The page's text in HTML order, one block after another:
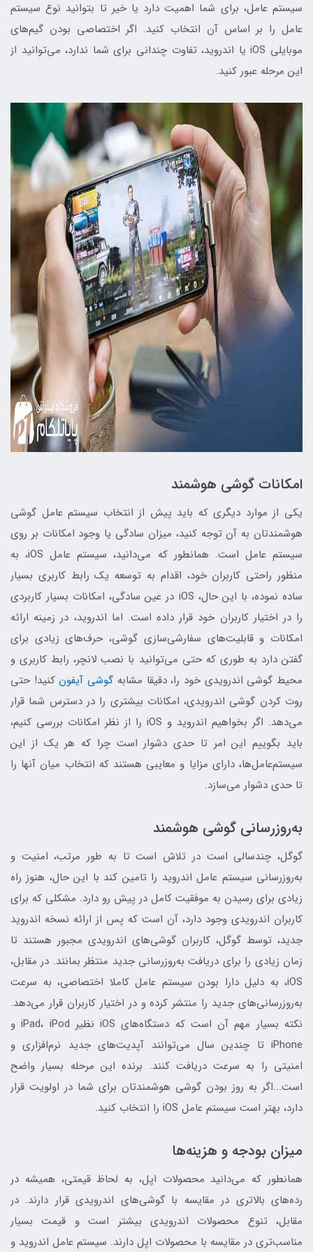
سیستم عامل، برای شما اهمیت دارد یا خیر تا بتوانید نوع سیستم
عامل را بر اساس آن انتخاب کنید. اگر اختصاصی بودن گیم‌های
موبایلی iOS یا اندروید، تفاوت چندانی برای شما ندارد، می‌توانید از
این مرحله عبور کنید.
امکانات گوشی هوشمند
یکی از موارد دیگری که باید پیش از انتخاب سیستم عامل گوشی
هوشمندتان به آن توجه کنید، میزان سادگی یا وجود امکانات بر روی
سیستم عامل است. همانطور که می‌دانید، سیستم عامل iOS، به
منظور راحتی کاربران خود، اقدام به توسعه یک رابط کاربری بسیار
ساده نموده، با این حال، iOS در عین سادگی، امکانات بسیار کاربردی
را در اختیار کاربران خود قرار داده است. اما اندروید، در زمینه ارائه
امکانات و قابلیت‌های سفارشی‌سازی گوشی، حرف‌‌‎های زیادی برای
گفتن دارد به طوری که حتی می‌توانید با نصب لانچر، رابط کاربری و
محیط گوشی اندرویدی خود را، دقیقا مشابه گوشی آیفون کنید! حتی
روت کردن گوشی اندرویدی، امکانات بیشتری را در دسترس شما قرار
می‌دهد. اگر بخواهیم اندروید و iOS را از نظر امکانات بررسی کنیم،
باید بگوییم این امر تا حدی دشوار است چرا که هر یک از این
سیستم‌عامل‌ها، دارای مزایا و معایبی هستند که انتخاب میان ‌آنها را
تا حدی دشوار می‌سازد.
به‌روزرسانی گوشی هوشمند
گوگل، چندسالی است در تلاش است تا به طور مرتب، امنیت و
به‌روزرسانی سیستم عامل اندروید را تامین کند با این حال، هنوز راه
زیادی برای رسیدن به موفقیت کامل در پیش رو دارد. مشکلی که برای
کاربران اندرویدی وجود دارد، آن است که پس از ارائه نسخه اندروید
جدید، توسط گوگل، کاربران گوشی‌های اندرویدی مجبور هستند تا
زمان زیادی را برای دریافت به‌روز‌رسانی جدید منتظر بمانند. در مقابل،
iOS، به دلیل دارا بودن سیستم عامل کاملا اختصاصی، به سرعت
به‌روزرسانی‌های جدید را منتشر کرده و در اختیار کاربران قرار می‌دهد.
نکته بسیار مهم آن است که دستگاه‌های iOS نظیر iPad، iPod و
iPhone تا چندین سال می‌توانند آپدیت‌های جدید نرم‌افزاری و
امنیتی را به سرعت دریافت کنند. برنده این مرحله بسیار واضح
است...اگر به روز بودن گوشی هوشمندتان برای شما در اولویت قرار
دارد، بهتر است سیستم عامل iOS را انتخاب کنید.
میزان بودجه و هزینه‌ها
همانطور که می‌دانید محصولات اپل، به لحاظ قیمتی، همیشه در
رده‌های بالاتری در مقایسه با گوشی‌های اندرویدی قرار دارند. در
مقابل، تنوع محصولات اندرویدی بیشتر است و قیمت بسیار
مناسب‌تری در مقایسه با محصولات اپل دارند. سیستم عامل اندروید و